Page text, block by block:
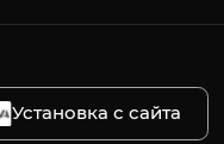
Установка с сайта